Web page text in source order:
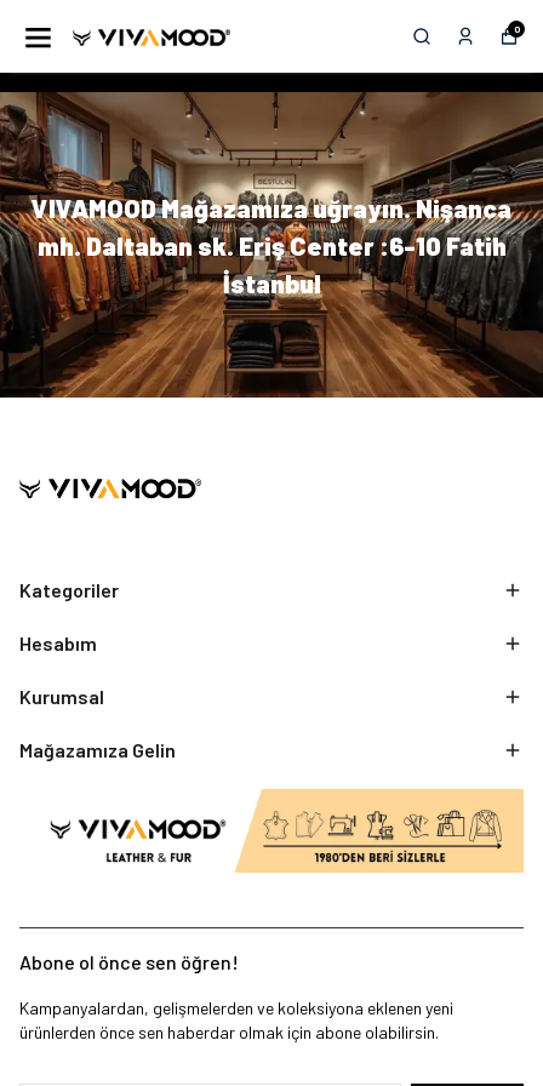
0
VIVAMOOD Mağazamıza uğrayın. Nişanca
mh. Daltaban sk. Eriş Center :6-10 Fatih
İstanbul
Kategoriler
Hesabım
Kurumsal
Mağazamıza Gelin
Abone ol önce sen öğren!
Kampanyalardan, gelişmelerden ve koleksiyona eklenen yeni
ürünlerden önce sen haberdar olmak için abone olabilirsin.